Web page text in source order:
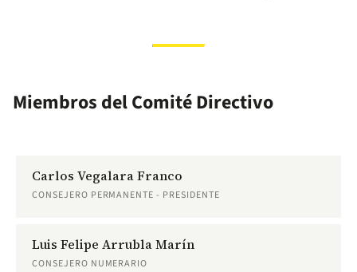
Miembros del Comité Directivo
Carlos Vegalara Franco
CONSEJERO PERMANENTE - PRESIDENTE
Luis Felipe Arrubla Marín
CONSEJERO NUMERARIO